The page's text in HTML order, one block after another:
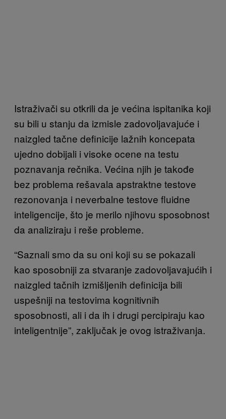
Istraživači su otkrili da je većina ispitanika koji
su bili u stanju da izmisle zadovoljavajuće i
naizgled tačne definicije lažnih koncepata
ujedno dobijali i visoke ocene na testu
poznavanja rečnika. Većina njih je takođe
bez problema rešavala apstraktne testove
rezonovanja i neverbalne testove fluidne
inteligencije, što je merilo njihovu sposobnost
da analiziraju i reše probleme.
“Saznali smo da su oni koji su se pokazali
kao sposobniji za stvaranje zadovoljavajućih i
naizgled tačnih izmišljenih definicija bili
uspešniji na testovima kognitivnih
sposobnosti, ali i da ih i drugi percipiraju kao
inteligentnije”, zaključak je ovog istraživanja.